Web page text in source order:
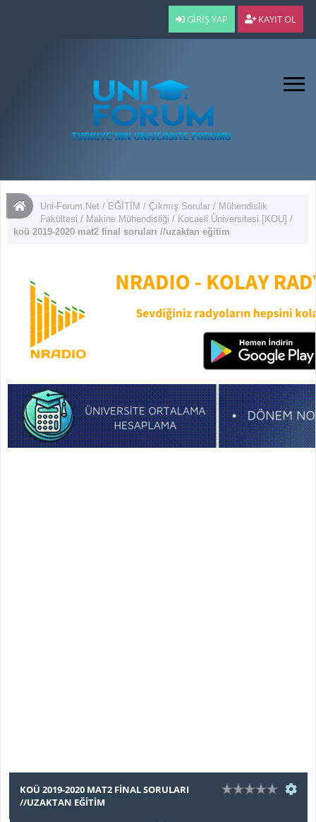
GIRIŞ YAP KAYIT OL
Uni-Forum.Net / EĞİTİM /Çıkmış Sorular / Mühendislik
Fakültesi / Makine Mühendisliği / Kocaeli Üniversitesi [KOU] /
koü 2019-2020 mat2 final soruları //uzaktan eğitim
KOÜ 2019-2020 MAT2 FINAL SORULARI
//UZAKTAN EĞITIM